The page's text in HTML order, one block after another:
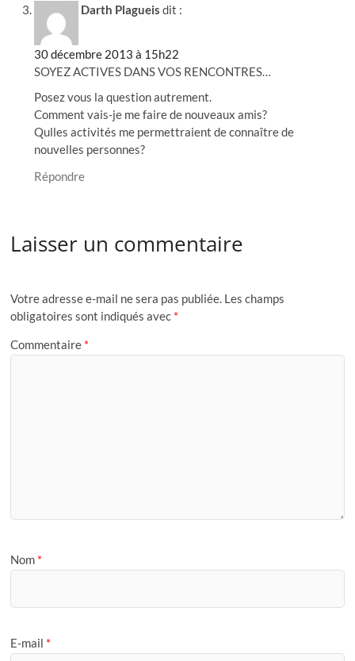
Darth Plagueis dit :
30 décembre 2013 à 15h22
SOYEZ ACTIVES DANS VOS RENCONTRES…
Posez vous la question autrement.
Comment vais-je me faire de nouveaux amis?
Qulles activités me permettraient de connaître de
nouvelles personnes?
Répondre
Laisser un commentaire
Votre adresse e-mail ne sera pas publiée. Les champs
obligatoires sont indiqués avec *
Commentaire *
Nom *
E-mail *